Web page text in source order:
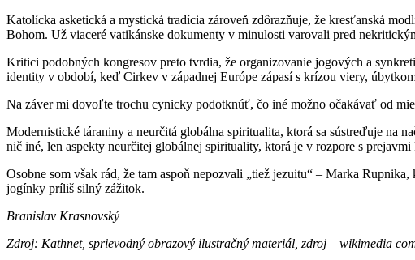
Katolícka asketická a mystická tradícia zároveň zdôrazňuje, že kresťanská
Bohom. Už viaceré vatikánske dokumenty v minulosti varovali pred
Kritici podobných kongresov preto tvrdia, že organizovanie jogových a
identity v období, keď Cirkev v západnej Európe zápasí s krízou viery,
Na záver mi dovoľte trochu cynicky podotknúť, čo iné možno očakávať od
Modernistické táraniny a neurčitá globálna spiritualita, ktorá sa sústreďuje na
nič iné, len aspekty neurčitej globálnej spirituality, ktorá je v rozpore s
Osobne som však rád, že tam aspoň nepozvali „tiež jezuitu“ – Marka
jogínky príliš silný zážitok.
Branislav Krasnovský
Zdroj: Kathnet, sprievodný obrazový ilustračný materiál, zdroj – wikimedia